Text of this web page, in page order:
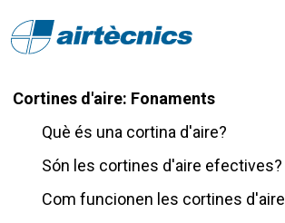
Cortines d'aire: Fonaments
Què és una cortina d'aire?
Són les cortines d'aire efectives?
Com funcionen les cortines